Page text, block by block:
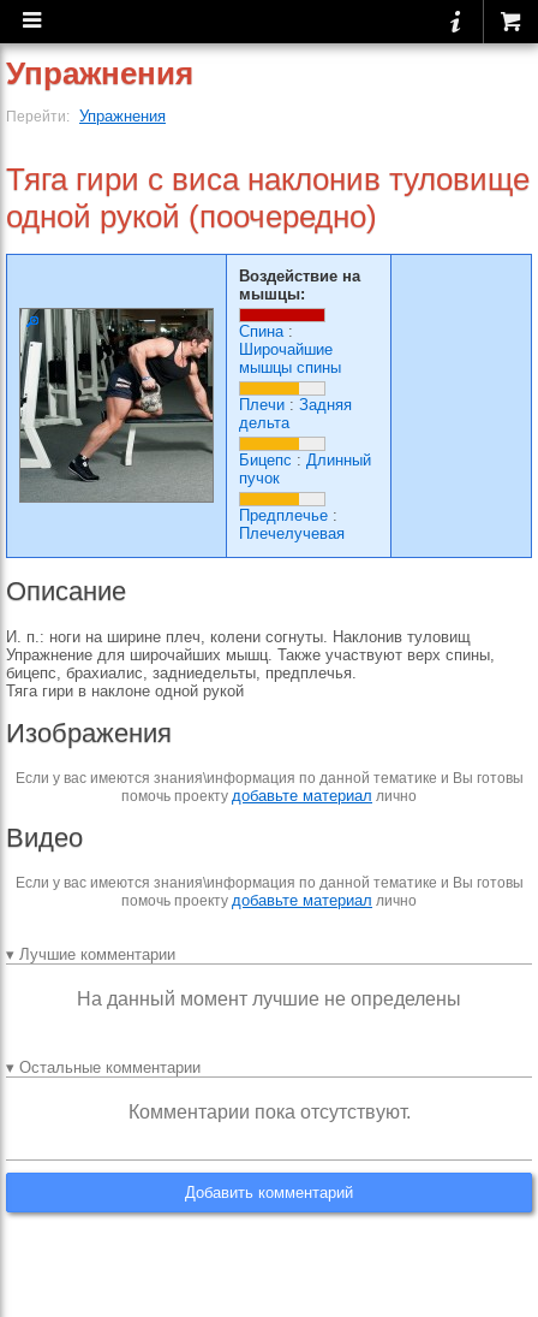
Упражнения
Перейти: Упражнения
Тяга гири с виса наклонив туловище
одной рукой (поочередно)
Воздействие на
мышцы:
Спина:
Широчайшие
мышцы спины
Плечи : Задняя
дельта
Бицепс : Длинный
пучок
Предплечье :
Плечелучевая
Описание
И. п.: ноги на ширине плеч, колени согнуты. Наклонив туловищ
Упражнение для широчайших мышц. Также участвуют верх спины,
бицепс, брахиалис, задниедельты, предплечья.
Тяга гири в наклоне одной рукой
Изображения
Если у вас имеются знания\информация по данной тематике и Вы готовы
помочь проекту добавьте материал лично
Видео
Если у вас имеются знания\информация по данной тематике и Вы готовы
помочь проекту добавьте материал лично
▾ Лучшие комментарии
На данный момент лучшие не определены
▾ Остальные комментарии
Комментарии пока отсутствуют.
Добавить комментарий